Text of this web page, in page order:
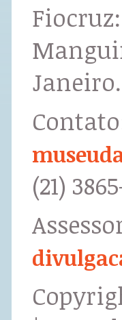
Janeiro.
(21)